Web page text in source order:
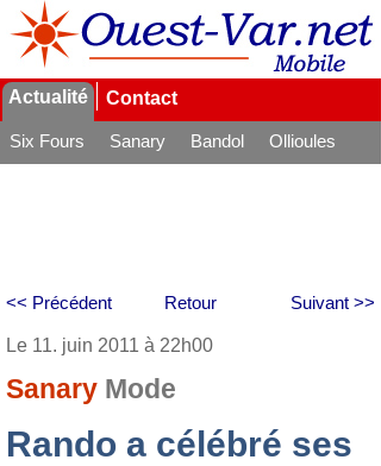
Actualité Contact
Six Fours Sanary Bandol
Ollioules
Retour
<< Précédent Suivant >>
Le 11. juin 2011 à 22h00
Sanary Mode
Rando a célébré ses